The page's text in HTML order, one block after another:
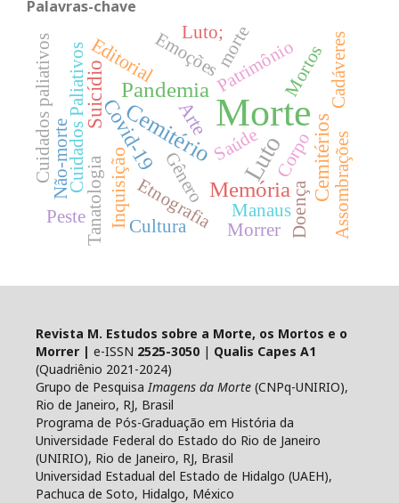
Palavras-chave
Morte
Luto
Cemitério
Memória
Pandemia
Cemitérios
Covid-19
Suicídio Arte
Editorial
Inquisição
Patrimônio
Cuidados Paliativos Saúde
Gênero
Etnografia
Tanatologia
Cadáveres
Corpo
Não-morte
Emoções
Assombrações
Mortos
morte
Cuidados paliativos
Doença
Manaus
Morrer
Cultura
Peste
Luto;
Revista M. Estudos sobre a Morte, os Mortos e o
Morrer | e-ISSN 2525-3050 | Qualis Capes A1
(Quadriênio 2021-2024)
Grupo de Pesquisa Imagens da Morte (CNPq-UNIRIO),
Rio de Janeiro, RJ, Brasil
Programa de Pós-Graduação em História da
Universidade Federal do Estado do Rio de Janeiro
(UNIRIO), Rio de Janeiro, RJ, Brasil
Universidad Estadual del Estado de Hidalgo (UAEH),
Pachuca de Soto, Hidalgo, México